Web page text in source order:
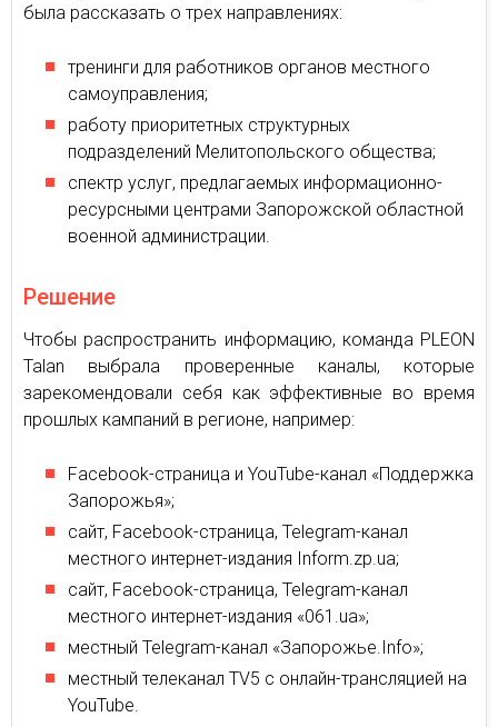
была рассказать о трех направлениях:
тренинги для работников органов местного
самоуправления;
работу приоритетных структурных
подразделений Мелитопольского общества;
спектр услуг, предлагаемых информационно-
ресурсными центрами Запорожской областной
военной администрации.
Решение
Чтобы распространить информацию, команда PLEON
Talan выбрала проверенные каналы, которые
зарекомендовали себя как эффективные во время
прошлых кампаний в регионе, например:
Facebook-страница и YouTube-канал «Поддержка
Запорожья»;
сайт, Facebook-страница, Telegram-канал
местного интернет-издания Inform.zp.ua;
сайт, Facebook-страница, Telegram-канал
местного интернет-издания «061.ua»;
местный Telegram-канал «Запорожье.Info»;
местный телеканал TV5 с онлайн-трансляцией на
YouTube.